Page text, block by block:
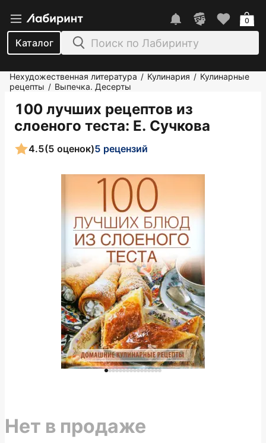
Каталог
0
Нехудожественная литература / Кулинария / Кулинарные
рецепты / Выпечка. Десерты
100 лучших рецептов из
слоеного теста: Е. Сучкова
4.5(5 оценок)5 рецензий
Нет в продаже